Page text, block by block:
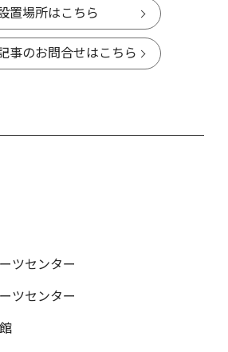
置場所はこちら
事のお問合せはこちら
ツセンター
ツセンター